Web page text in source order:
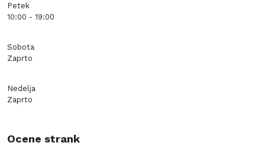
Petek
10:00 - 19:00
Sobota
Zaprto
Nedelja
Zaprto
Ocene strank